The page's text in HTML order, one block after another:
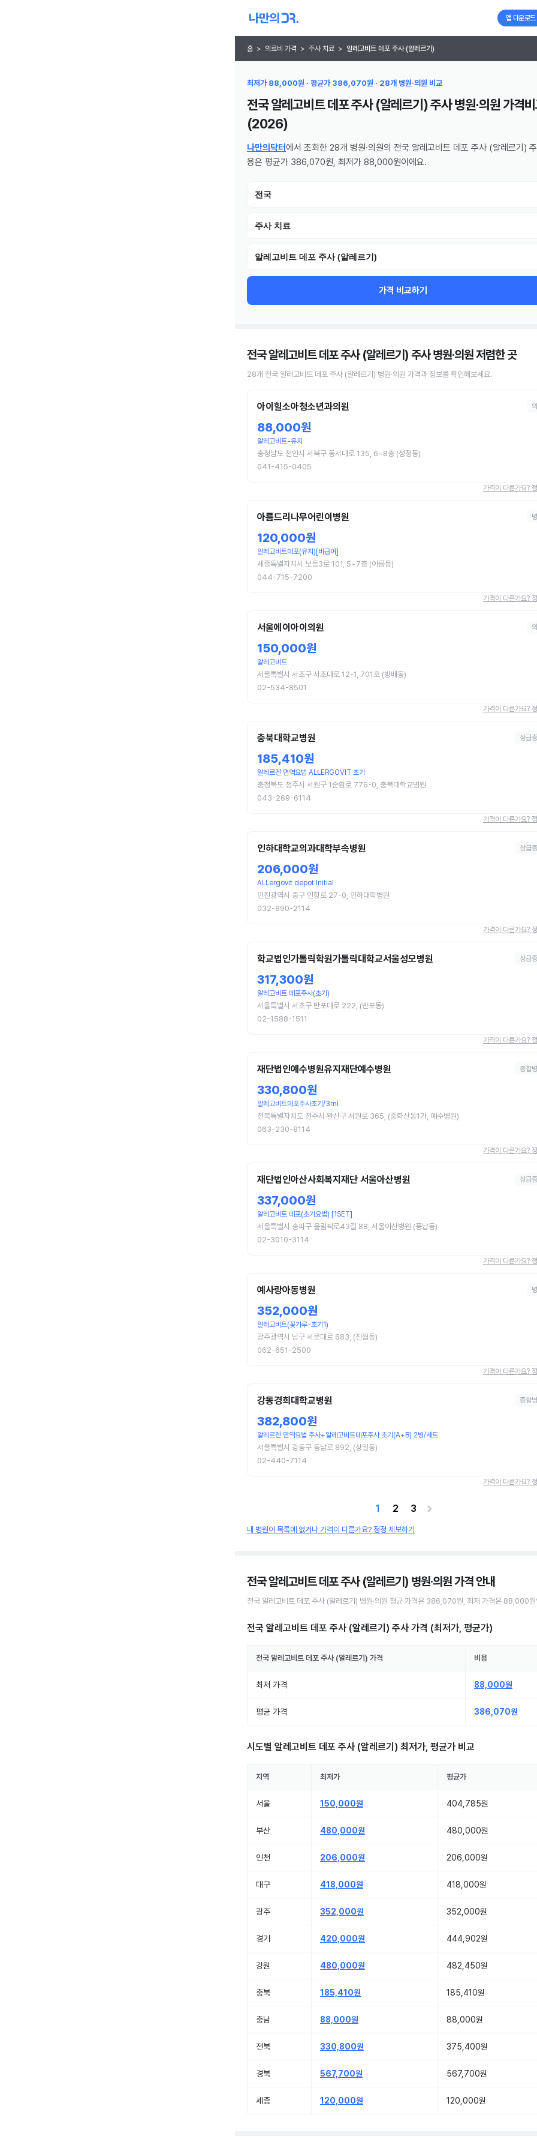
앱 다운로드
홈 > 의료비 가격 > 주사 치료 > 알레고비트 데포 주사 (알레르기)
최저가 88,000원 · 평균가 386,070원 · 28개 병원·의원 비교
전국 알레고비트 데포 주사 (알레르기) 주사 병원·의원가격
(2026)
나만의닥터 에서 조회한 28개 병원·의원의 전국 알레고비트 데포 주사 (알레르기) 주
용은 평균가 386,070원, 최저가 88,000원이에요.
전국
주사 치료
알레고비트 데포 주사 (알레르기)
가격 비교하기
전국 알레고비트 데포 주사 (알레르기) 주사 병원·의원저렴한 곳
28개 전국 알레고비트 데포 주사 (알레르기) 병원·의원 가격과 정보를 확인해보세요.
아이힐소아청소년과의원
88,000원
알레고비트-유지
충청남도 천안시 서북구 동서대로 135, 6~8층 (성정동)
041-415-0405
가격이 다른가요?
아름드리나무어린이병원
120,000원
알레고비트데포(유지)[비급여]
세종특별자치시 보듬3로 101, 5~7층 (아름동)
044-715-7200
가격이 다른가요?
서울에이아이의원
150,000원
알레고비트
서울특별시 서초구 서초대로 12-1, 701호 (방배동)
02-534-8501
가격이 다른가요?
충북대학교병원 상급
185,410원
알레르겐 면역요법 ALLERGOVIT 초기
충청북도 청주시 서원구 1순환로 776-0, 충북대학교병원
043-269-6114
가격이 다른가요?
인하대학교의과대학부속병원 상급
206,000원
ALLergovit depot Initial
인천광역시 중구 인항로 27-0, 인하대학병원
032-890-2114
가격이 다른가요?
학교법인가톨릭학원가톨릭대학교서울성모병원 상급
317,300원
알레고비트 데포주사(초기)
서울특별시 서초구 반포대로 222, (반포동)
02-1588-1511
가격이 다른가요?
재단법인예수병원유지재단예수병원 종합
330,800원
알레고비트데포주사초기/3ml
전북특별자치도 전주시 완산구 서원로 365, (중화산동1가, 예수병원)
063-230-8114
가격이 다른가요?
재단법인아산사회복지재단 서울아산병원 상급
337,000원
알레고비트 데포(초기요법) [1SET]
서울특별시 송파구 올림픽로43길 88, 서울아산병원 (풍납동)
02-3010-3114
가격이 다른가요?
예사랑아동병원
352,000원
알레고비트(꽃가루-초기1)
광주광역시 남구 서문대로 683, (진월동)
062-651-2500
가격이 다른가요?
강동경희대학교병원 종합
382,800원
알레르겐 면역요법 주사+알레고비트데포주사 초기(A+B) 2병/세트
서울특별시 강동구 동남로 892, (상일동)
02-440-7114
가격이 다른가요?
1 2 3
내 병원이 목록에 없거나 가격이 다른가요? 정정 제보하기
전국 알레고비트 데포 주사 (알레르기) 병원·의원가격 안내
전국 알레고비트 데포 주사 (알레르기) 병원·의원 평균 가격은 386,070원 , 최저 가격은 88,000원
전국 알레고비트 데포 주사 (알레르기) 주사 가격 (최저가, 평균가)
전국 알레고비트 데포 주사 (알레르기) 가격 비용
최저 가격 88,000원
평균 가격 386,070원
시도별 알레고비트 데포 주사 (알레르기) 최저가, 평균가 비교
지역 최저가 평균가
서울 150,000원 404,785원
부산 480,000원 480,000원
인천 206,000원 206,000원
대구 418,000원 418,000원
광주 352,000원 352,000원
경기 420,000원 444,902원
강원 480,000원 482,450원
충북 185,410원 185,410원
충남 88,000원 88,000원
전북 330,800원 375,400원
경북 567,700원 567,700원
세종 120,000원 120,000원